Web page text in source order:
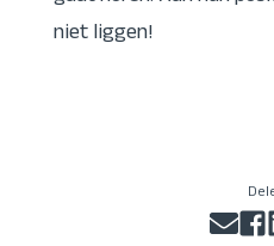
niet liggen!